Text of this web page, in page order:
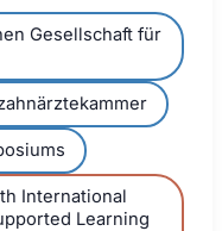
Gesellschaft für
International
Learning